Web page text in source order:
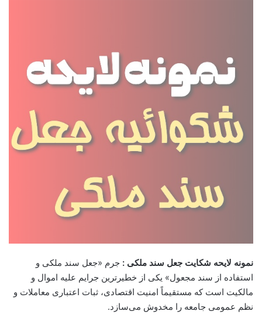
نمونه لایحه شکایت جعل سند ملکی : جرم «جعل سند ملکی و
استفاده از سند مجعول» یکی از خطیرترین جرایم علیه اموال و
مالکیت است که مستقیماً امنیت اقتصادی، ثبات اعتباری معاملات و
نظم عمومی جامعه را مخدوش می‌سازد.